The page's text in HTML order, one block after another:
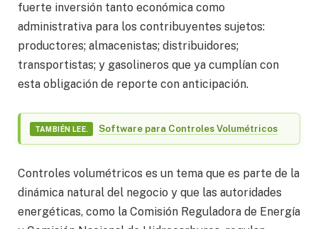
fuerte inversión tanto económica como
administrativa para los contribuyentes sujetos:
productores; almacenistas; distribuidores;
transportistas; y gasolineros que ya cumplían con
esta obligación de reporte con anticipación.
TAMBIÉN LEE. Software para Controles Volumétricos
Controles volumétricos es un tema que es parte de la
dinámica natural del negocio y que las autoridades
energéticas, como la Comisión Reguladora de Energía